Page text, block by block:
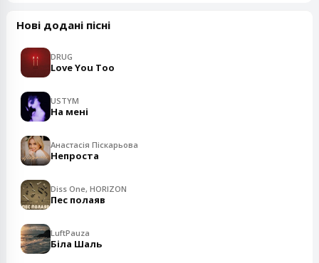
Нові додані пісні
DRUG
Love You Too
USTYM
На мені
Анастасія Піскарьова
Непроста
Diss One, HORIZON
Пес полаяв
LuftPauza
Біла Шаль